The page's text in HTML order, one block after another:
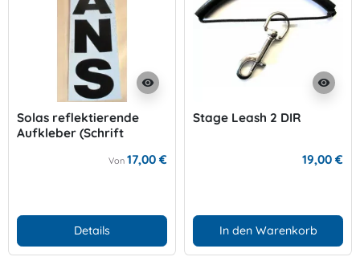
visibility
Solas reflektierende
Aufkleber (Schrift
Von 17,00 €
Details
visibility
Stage Leash 2 DIR
19,00 €
In den Warenkorb